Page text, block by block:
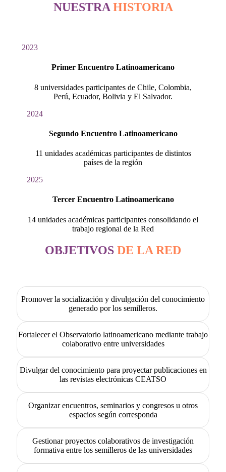
NUESTRA HISTORIA
2023
Primer Encuentro Latinoamericano
8 universidades participantes de Chile, Colombia,
Perú, Ecuador, Bolivia y El Salvador.
2024
Segundo Encuentro Latinoamericano
11 unidades académicas participantes de distintos
países de la región
2025
Tercer Encuentro Latinoamericano
14 unidades académicas participantes consolidando el
trabajo regional de la Red
OBJETIVOS DE LA RED
Promover la socialización y divulgación del conocimiento
generado por los semilleros.
Fortalecer el Observatorio latinoamericano mediante trabajo
colaborativo entre universidades
Divulgar del conocimiento para proyectar publicaciones en
las revistas electrónicas CEATSO
Organizar encuentros, seminarios y congresos u otros
espacios según corresponda
Gestionar proyectos colaborativos de investigación
formativa entre los semilleros de las universidades